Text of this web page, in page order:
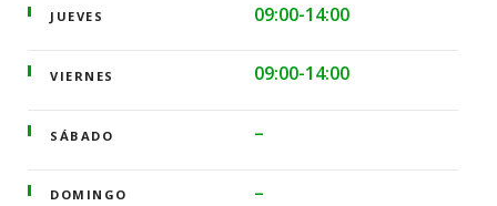
JUEVES 09:00-14:00
VIERNES 09:00-14:00
SÁBADO –
DOMINGO –